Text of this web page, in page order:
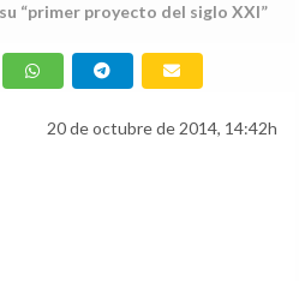
“primer proyecto del siglo XXI”
20 de octubre de 2014, 14:42h